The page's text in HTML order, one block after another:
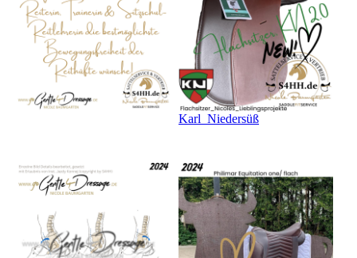
Karl_Niedersüß